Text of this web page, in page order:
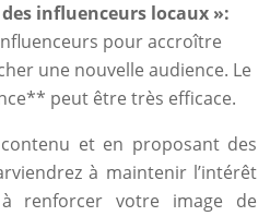
influenceurs locaux »:
pour accroître
une nouvelle audience. Le
peut être très efficace.
et en proposant des
à maintenir l’intérêt
renforcer votre image de